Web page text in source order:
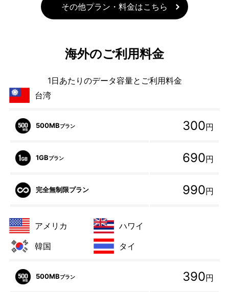
その他プラン・料金はこちら
海外のご利用料金
1日あたりのデータ容量とご利用料金
台湾
500MBプラン 300円
1GBプラン 690円
完全無制限プラン 990円
アメリカ
ハワイ
韓国
タイ
500MBプラン 390円